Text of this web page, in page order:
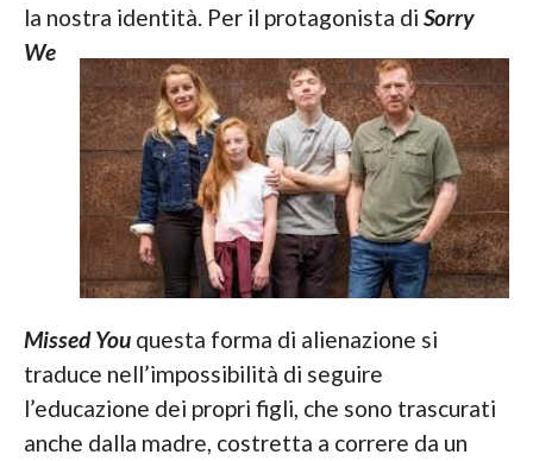
la nostra identità. Per il protagonista di Sorry
We
Missed Youquesta forma di alienazione si
traduce nell’impossibilità di seguire
l’educazione dei propri figli, che sono trascurati
anche dalla madre, costretta a correre da un